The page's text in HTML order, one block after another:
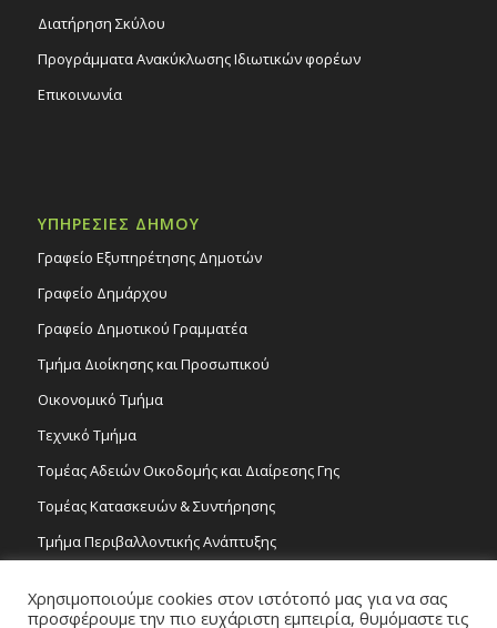
Διατήρηση Σκύλου
Προγράμματα Ανακύκλωσης Ιδιωτικών φορέων
Επικοινωνία
ΥΠΗΡΕΣΙΕΣ ΔΗΜΟΥ
Γραφείο Εξυπηρέτησης Δημοτών
Γραφείο Δημάρχου
Γραφείο Δημοτικού Γραμματέα
Τμήμα Διοίκησης και Προσωπικού
Οικονομικό Τμήμα
Τεχνικό Τμήμα
Τομέας Αδειών Οικοδομής και Διαίρεσης Γης
Τομέας Κατασκευών & Συντήρησης
Τμήμα Περιβαλλοντικής Ανάπτυξης
Τομέας Γραμμάτων και Τεχνών
Χρησιμοποιούμε cookies στον ιστότοπό μας για να σας
προσφέρουμε την πιο ευχάριστη εμπειρία, θυμόμαστε τις